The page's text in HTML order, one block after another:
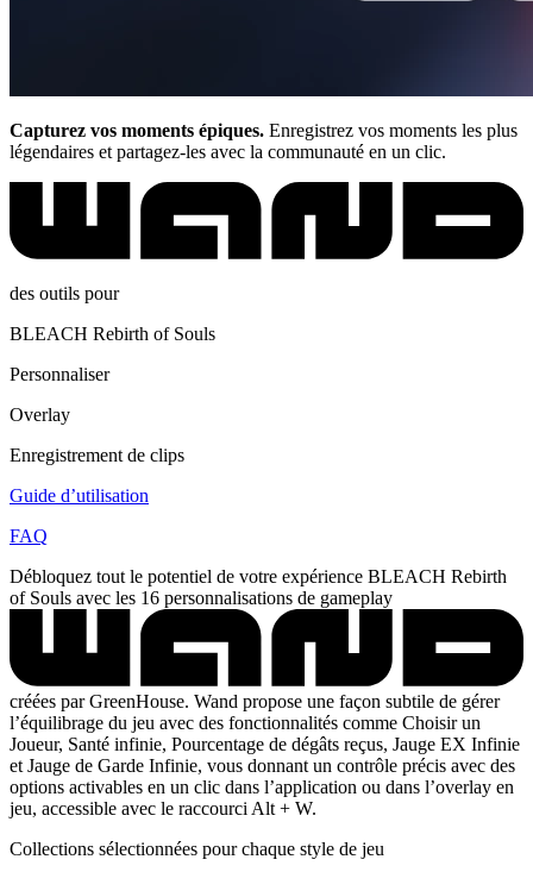
Capturez vos moments épiques. Enregistrez vos moments les plus
légendaires et partagez-les avec la communauté en un clic.
des outils pour
BLEACH Rebirth of Souls
Personnaliser
Overlay
Enregistrement de clips
Guide d’utilisation
FAQ
Débloquez tout le potentiel de votre expérience BLEACH Rebirth
of Souls avec les 16 personnalisations de gameplay
créées par GreenHouse. Wand propose une façon subtile de gérer
l’équilibrage du jeu avec des fonctionnalités comme Choisir un
Joueur, Santé infinie, Pourcentage de dégâts reçus, Jauge EX Infinie
et Jauge de Garde Infinie, vous donnant un contrôle précis avec des
options activables en un clic dans l’application ou dans l’overlay en
jeu, accessible avec le raccourci Alt + W.
Collections sélectionnées pour chaque style de jeu